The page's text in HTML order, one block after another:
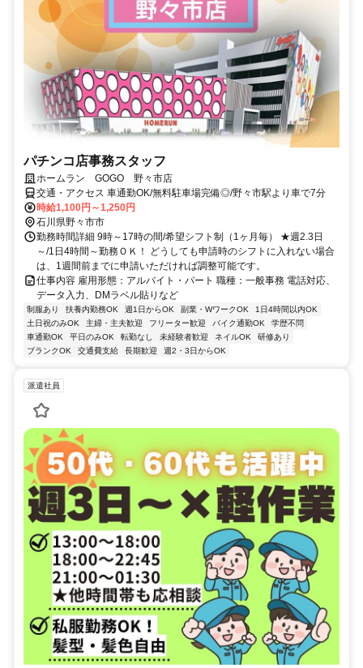
パチンコ店事務スタッフ
ホームラン GOGO 野々市店
交通・アクセス 車通勤OK/無料駐車場完備◎/野々市駅より車で7分
時給1,100円～1,250円
石川県野々市市
勤務時間詳細 9時～17時の間/希望シフト制（1ヶ月毎） ★週2.3日
～/1日4時間～勤務ＯＫ！ どうしても申請時のシフトに入れない場合
は、1週間前までに申請いただければ調整可能です。
仕事内容 雇用形態：アルバイト・パート 職種：一般事務 電話対応、
データ入力、DMラベル貼りなど
制服あり 扶養内勤務OK 週1日からOK 副業・WワークOK
1日4時間以内OK
土日祝のみOK
主婦・主夫歓迎 フリーター歓迎 バイク通勤OK
学歴不問
車通勤OK
平日のみOK 転勤なし 未経験者歓迎 ネイルOK
研修あり
ブランクOK
交通費支給 長期歓迎 週2・3日からOK
派遣社員